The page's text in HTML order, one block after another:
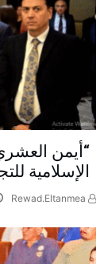
“أيمن
الإسلامية